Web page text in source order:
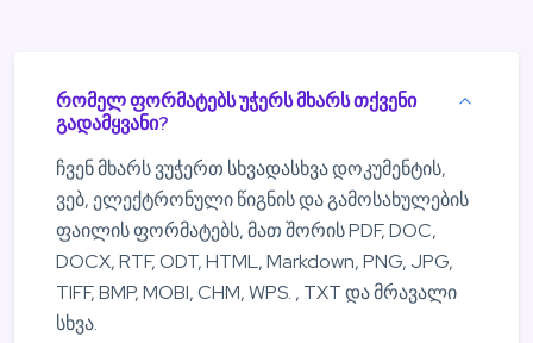
რომელ ფორმატებს უჭერს მხარს თქვენი
გადამყვანი?
ჩვენ მხარს ვუჭერთ სხვადასხვა დოკუმენტის,
ვებ, ელექტრონული წიგნის და გამოსახულების
ფაილის ფორმატებს, მათ შორის PDF, DOC,
DOCX, RTF, ODT, HTML, Markdown, PNG, JPG,
TIFF, BMP, MOBI, CHM, WPS. , TXT და მრავალი
სხვა.